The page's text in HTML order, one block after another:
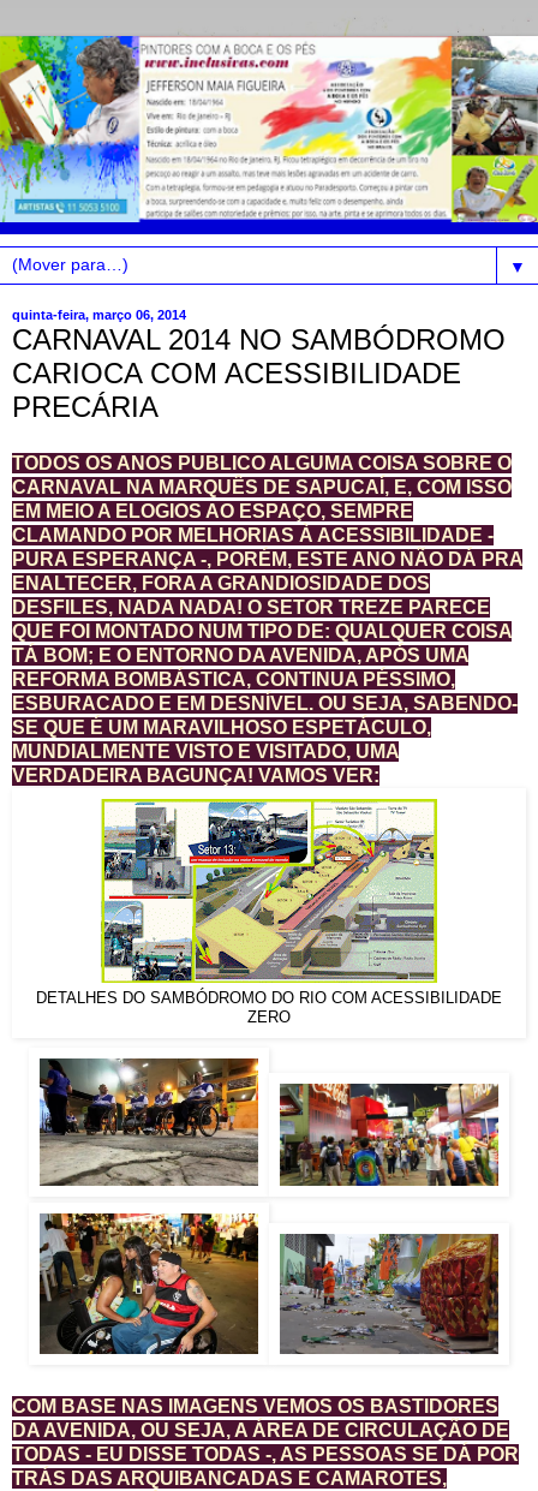
▼
quinta-feira, março 06, 2014
CARNAVAL 2014 NO SAMBÓDROMO
CARIOCA COM ACESSIBILIDADE
PRECÁRIA
TODOS OS ANOS PUBLICO ALGUMA COISA SOBRE O
CARNAVAL NA MARQUÊS DE SAPUCAÍ, E, COM ISSO
EM MEIO A ELOGIOS AO ESPAÇO, SEMPRE
CLAMANDO POR MELHORIAS À ACESSIBILIDADE -
PURA ESPERANÇA -, PORÉM, ESTE ANO NÃO DÁ PRA
ENALTECER, FORA A GRANDIOSIDADE DOS
DESFILES, NADA NADA! O SETOR TREZE PARECE
QUE FOI MONTADO NUM TIPO DE: QUALQUER COISA
TÁ BOM; E O ENTORNO DA AVENIDA, APÓS UMA
REFORMA BOMBÁSTICA, CONTINUA PÉSSIMO,
ESBURACADO E EM DESNÍVEL. OU SEJA, SABENDO-
SE QUE É UM MARAVILHOSO ESPETÁCULO,
MUNDIALMENTE VISTO E VISITADO, UMA
VERDADEIRA BAGUNÇA! VAMOS VER:
DETALHES DO SAMBÓDROMO DO RIO COM ACESSIBILIDADE
ZERO
COM BASE NAS IMAGENS VEMOS OS BASTIDORES
DA AVENIDA, OU SEJA, A ÁREA DE CIRCULAÇÃO DE
TODAS - EU DISSE TODAS -, AS PESSOAS SE DÁ POR
TRÁS DAS ARQUIBANCADAS E CAMAROTES,